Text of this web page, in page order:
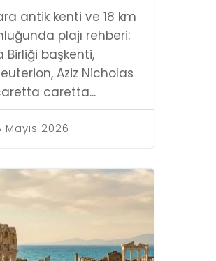
Mayıs 2026
antik kenti ve 18 km
plajı rehberi:
Birliği başkenti,
Aziz Nicholas
caretta...